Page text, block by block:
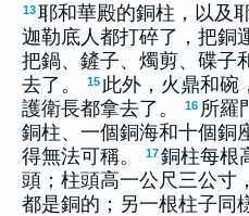
13耶和華殿的銅柱，以及
迦勒底人都打碎了，把銅
把鍋、鏟子、燭剪、碟子
去了。
15 此外，火鼎和碗
護衛長都拿去了。
16 所羅
銅柱、一個銅海和十個銅
得無法可稱。
17銅柱每根
頭；柱頭高一公尺三公寸
都是銅的；另一根柱子同